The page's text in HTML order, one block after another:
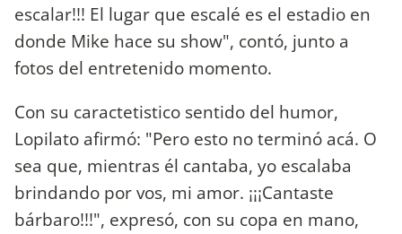
escalar!!! El lugar que escalé es el estadio en
donde Mike hace su show", contó, junto a
fotos del entretenido momento.
Con su caractetistico sentido del humor,
Lopilato afirmó: "Pero esto no terminó acá. O
sea que, mientras él cantaba, yo escalaba
brindando por vos, mi amor. ¡¡¡Cantaste
bárbaro!!!", expresó, con su copa en mano,